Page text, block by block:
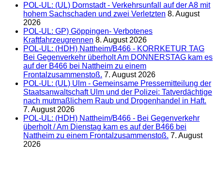
POL-UL: (UL) Dornstadt - Verkehrsunfall auf der A8 mit
hohem Sachschaden und zwei Verletzten 8. August
2026
POL-UL: GP) Göppingen- Verbotenes
Kraftfahrzeugrennen 8. August 2026
POL-UL: (HDH) Nattheim/B466 - KORRKETUR TAG
Bei Gegenverkehr überholt Am DONNERSTAG kam es
auf der B466 bei Nattheim zu einem
Frontalzusammenstoß. 7. August 2026
POL-UL: (UL) Ulm - Gemeinsame Pressemitteilung der
Staatsanwaltschaft Ulm und der Polizei: Tatverdächtige
nach mutmaßlichem Raub und Drogenhandel in Haft.
7. August 2026
POL-UL: (HDH) Nattheim/B466 - Bei Gegenverkehr
überholt / Am Dienstag kam es auf der B466 bei
Nattheim zu einem Frontalzusammenstoß. 7. August
2026